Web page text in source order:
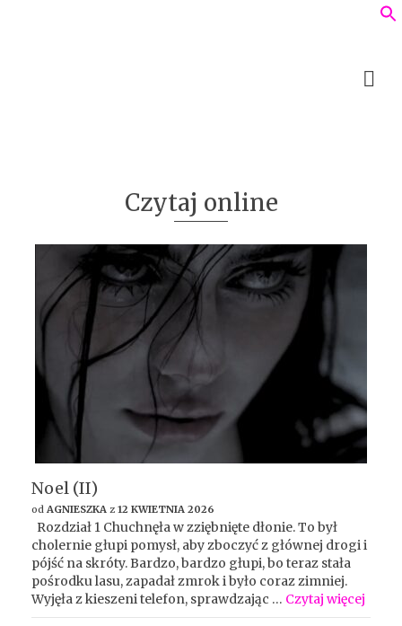
Czytaj online
Noel (II)
od AGNIESZKA z 12 KWIETNIA 2026
Rozdział 1 Chuchnęła w zziębnięte dłonie. To był
cholernie głupi pomysł, aby zboczyć z głównej drogi i
pójść na skróty. Bardzo, bardzo głupi, bo teraz stała
pośrodku lasu, zapadał zmrok i było coraz zimniej.
Wyjęła z kieszeni telefon, sprawdzając … Czytaj więcej